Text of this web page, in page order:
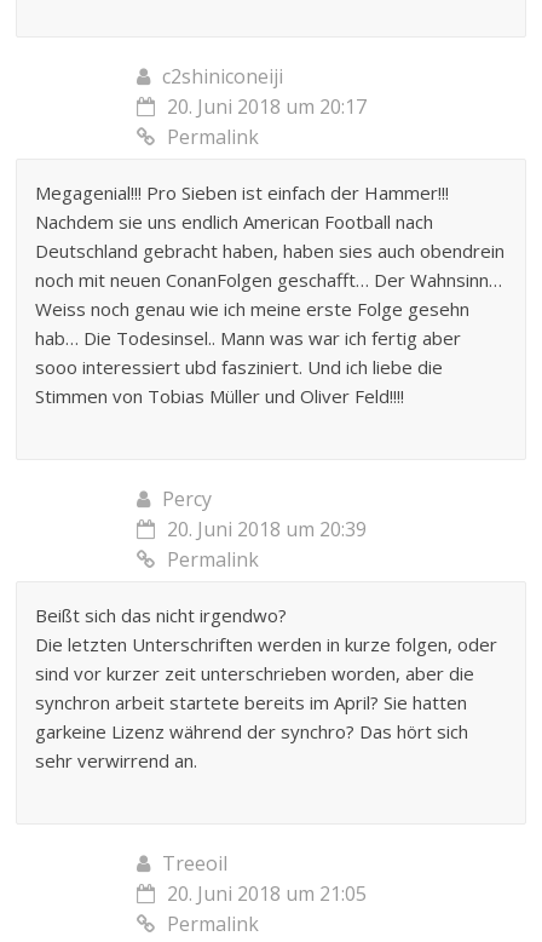
c2shiniconeiji
20. Juni 2018 um 20:17
Permalink
Megagenial!!! Pro Sieben ist einfach der Hammer!!!
Nachdem sie uns endlich American Football nach
Deutschland gebracht haben, haben sies auch obendrein
noch mit neuen ConanFolgen geschafft… Der Wahnsinn…
Weiss noch genau wie ich meine erste Folge gesehn
hab… Die Todesinsel.. Mann was war ich fertig aber
sooo interessiert ubd fasziniert. Und ich liebe die
Stimmen von Tobias Müller und Oliver Feld!!!!
Percy
20. Juni 2018 um 20:39
Permalink
Beißt sich das nicht irgendwo?
Die letzten Unterschriften werden in kurze folgen, oder
sind vor kurzer zeit unterschrieben worden, aber die
synchron arbeit startete bereits im April? Sie hatten
garkeine Lizenz während der synchro? Das hört sich
sehr verwirrend an.
Treeoil
20. Juni 2018 um 21:05
Permalink